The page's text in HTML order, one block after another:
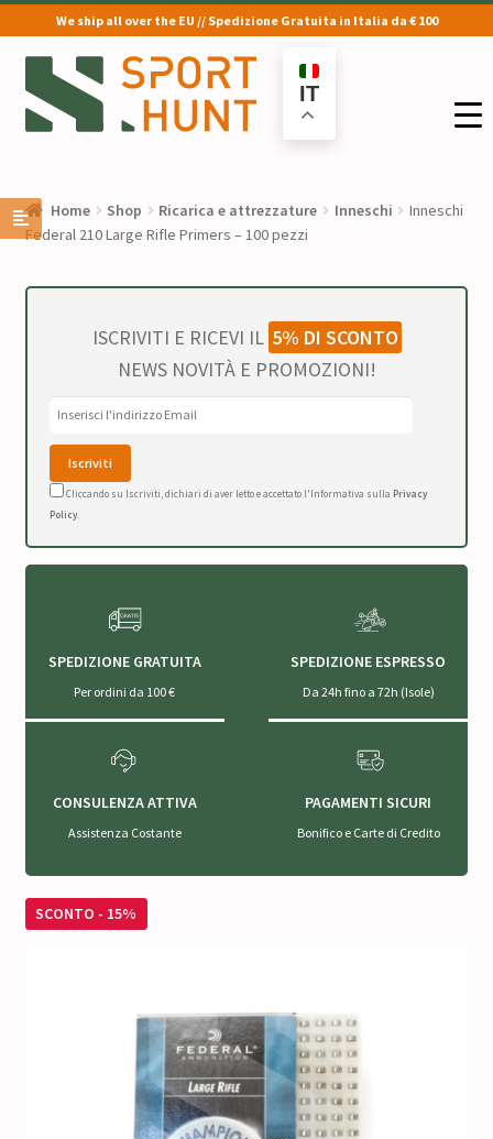
We ship all over the EU // Spedizione Gratuita in Italia da € 100
Vai
alla
navigazione
Vai
al
contenuto
IT
Home Shop Ricarica e attrezzature Inneschi
Inneschi
Federal 210 Large Rifle Primers – 100 pezzi
ISCRIVITI E RICEVI IL 5% DI SCONTO
NEWS NOVITÀ E PROMOZIONI!
Cliccando su Iscriviti, dichiari di aver letto e accettato l'Informativa sulla Privacy
Policy.
SPEDIZIONE GRATUITA
Per ordini da 100 €
SPEDIZIONE ESPRESSO
Da 24h fino a 72h (Isole)
CONSULENZA ATTIVA
Assistenza Costante
PAGAMENTI SICURI
Bonifico e Carte di Credito
SCONTO - 15%